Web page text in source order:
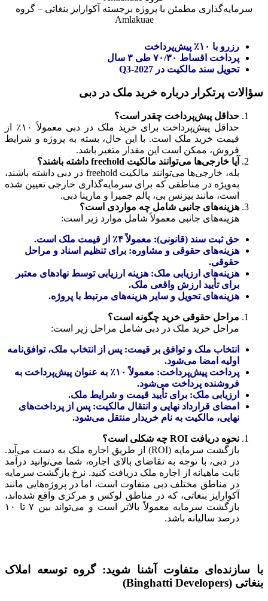
سرمایه‌گذاری مطمئن با پروژه برجسته آکوارایز بنغاتی – گروه
Amlakuae
رزرو با ۱۰٪ پیش‌پرداخت
پرداخت اقساط ۷۰/۳۰ طی ۳ سال
تحویل سند مالکیت در Q3-2027
سؤالات پرتکرار درباره خرید ملک در دبی
حداقل پیش‌پرداخت چقدر است؟
حداقل پیش‌پرداخت برای خرید ملک در دبی معمولاً ۱۰٪ از
قیمت خرید ملک است. با این حال، بسته به پروژه و شرایط
فروش، ممکن است این مقدار متغیر باشد.
آیا خارجی‌ها می‌توانند مالکیت freehold داشته باشند؟
بله، خارجی‌ها می‌توانند مالکیت freehold در دبی داشته باشند،
به‌ویژه در مناطقی که برای سرمایه‌گذاری خارجی تعیین شده
است، مانند بیزنس بی، پالم جمیرا و مارینا دبی.
هزینه‌های جانبی شامل چه مواردی است؟
هزینه‌های جانبی معمولاً شامل موارد زیر است:
حق ثبت سند (قانونی): معمولاً ۴٪ از قیمت ملک است.
هزینه‌های حقوقی و مشاوره: برای تنظیم اسناد و مراحل
حقوقی.
هزینه‌های ارزیابی ملک: هزینه ارزیابی توسط نهادهای معتبر
برای تأیید ارزش واقعی ملک.
هزینه‌های تحویل و سایر هزینه‌های مرتبط با پروژه.
مراحل حقوقی خرید چگونه است؟
مراحل خرید ملک در دبی شامل مراحل زیر است:
انتخاب ملک و توافق بر قیمت: پس از انتخاب ملک، توافق‌نامه
اولیه امضا می‌شود.
پرداخت پیش‌پرداخت: معمولاً ۱۰٪ به عنوان پیش‌پرداخت به
فروشنده پرداخت می‌شود.
ارزیابی ملک: برای تأیید قیمت و شرایط ملک.
امضای قرارداد نهایی و انتقال مالکیت: پس از پرداخت‌های
نهایی، مالکیت به نام خریدار منتقل می‌شود.
نحوه دریافت ROI چه شکلی است؟
بازگشت سرمایه (ROI) از طریق اجاره ملک به دست می‌آید.
در دبی، با توجه به تقاضای بالای اجاره، شما می‌توانید درآمد
ثابت ماهیانه از اجاره ملک دریافت کنید. نرخ بازگشت سرمایه
در مناطق مختلف دبی متفاوت است، اما در پروژه‌هایی مانند
آکوارایز بنغاتی، که در مناطق لوکس و مرکزی واقع شده‌اند،
بازگشت سرمایه معمولاً بالاتر است و می‌تواند بین ۷ تا ۱۰
درصد سالیانه باشد.
با سازنده‌ای متفاوت آشنا شوید: گروه توسعه املاک
بنغاتی (Binghatti Developers)